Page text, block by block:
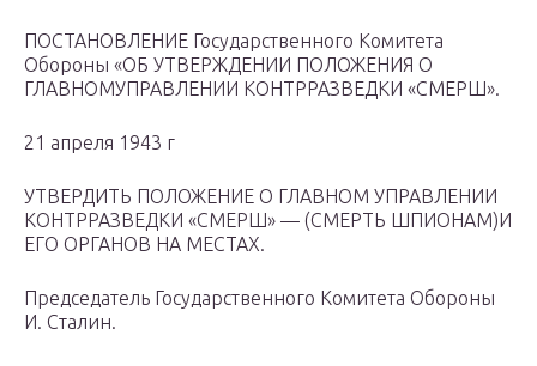
ПОСТАНОВЛЕНИЕ Государственного Комитета
Обороны «ОБ УТВЕРЖДЕНИИ ПОЛОЖЕНИЯ О
ГЛАВНОМУПРАВЛЕНИИ КОНТРРАЗВЕДКИ «СМЕРШ».
21 апреля 1943 г
УТВЕРДИТЬ ПОЛОЖЕНИЕ О ГЛАВНОМ УПРАВЛЕНИИ
КОНТРРАЗВЕДКИ «СМЕРШ» — (СМЕРТЬ ШПИОНАМ)И
ЕГО ОРГАНОВ НА МЕСТАХ.
Председатель Государственного Комитета Обороны
И. Сталин.